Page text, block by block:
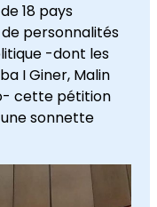
18 pays
personnalités
-dont les
I Giner, Malin
cette pétition
sonnette